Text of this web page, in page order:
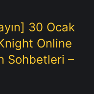
30 Ocak
Online
Sohbetleri –